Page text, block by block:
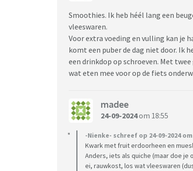
Smoothies. Ik heb héél lang een
vleeswaren.
Voor extra voeding en vulling kan je
komt een puber de dag niet door. Ik
een drinkdop op schroeven. Met
wat eten mee voor op de fiets
madee
24-09-2024om 18:55
-Nienke- schreef op 24-09-2024 om
Kwark met fruit erdoorheen en
Anders, iets als quiche (maar doe
ei, rauwkost, los wat vleeswaren